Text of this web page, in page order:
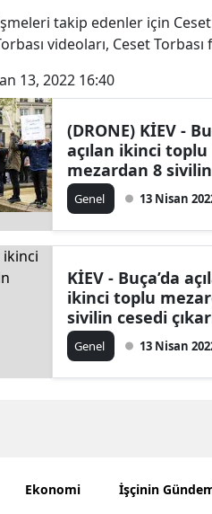
takip edenler için
videoları, Ceset
13, 2022 16:40
(DRONE) KİEV -
açılan ikinci toplu
mezardan 8 sivilin
cesedi çıkarıldı
Genel 13 Nisan
KİEV - Buça’da
ikinci toplu
sivilin cesedi
Genel 13 Nisan
Ekonomi İşçinin